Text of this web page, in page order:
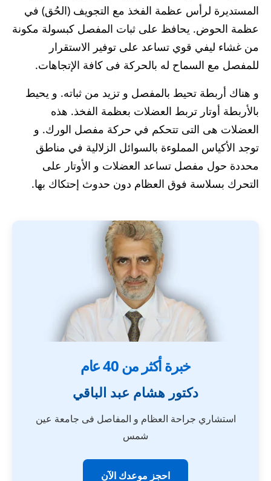
المستديرة لرأس عظمة الفخذ مع التجويف (الحُق) في
عظمة الحوض. يحافظ على ثبات المفصل كبسولة مكونة
من غشاء ليفي قوي تساعد على توفير الاستقرار
للمفصل مع السماح له بالحركة فى كافة الإتجاهات.
و هناك أربطة تحيط بالمفصل و تزيد من ثباته. و يحيط
بالأربطة أوتار تربط العضلات بعظمة الفخذ. هذه
العضلات هى التى تتحكم في حركة مفصل الورك. و
توجد الأكياس المملوءة بالسوائل الزلالية في مناطق
محددة حول مفصل تساعد العضلات و الأوتار على
التحرك بسلاسة فوق العظام دون حدوث إحتكاك بها.
خبرة أكثر من 40 عام
دكتور هشام عبد الباقي
استشاري جراحة العظام و المفاصل فى جامعة عين
شمس
احجز موعدك الآن